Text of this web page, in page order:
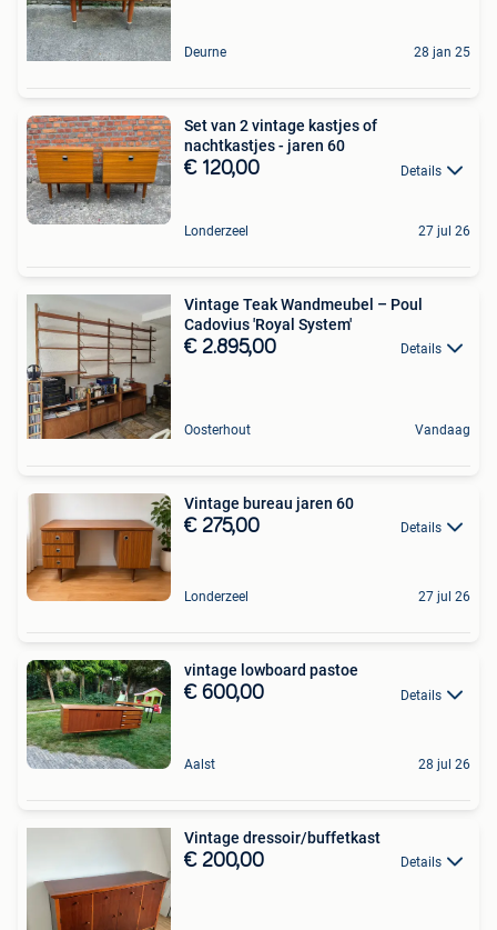
Deurne 28 jan 25
Set van 2 vintage kastjes of
nachtkastjes - jaren 60
€ 120,00 Details
Londerzeel 27 jul 26
Vintage Teak Wandmeubel – Poul
Cadovius 'Royal System'
€ 2.895,00 Details
Oosterhout Vandaag
Vintage bureau jaren 60
€ 275,00 Details
Londerzeel 27 jul 26
vintage lowboard pastoe
€ 600,00 Details
Aalst 28 jul 26
Vintage dressoir/buffetkast
€ 200,00 Details